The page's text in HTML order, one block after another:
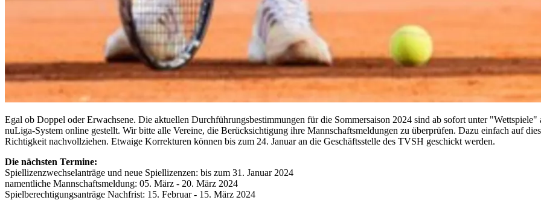
angepasst werden.
Egal ob Doppel oder Erwachsene. Die aktuellen Durchführungsbestimmungen für die Sommersaison 2024 sind ab sofort unter
nuLiga-System online gestellt. Wir bitte alle Vereine, die Berücksichtigung ihre Mannschaftsmeldungen zu überprüfen. Dazu einfach auf
Richtigkeit nachvollziehen. Etwaige Korrekturen können bis zum 24. Januar an die Geschäftsstelle des TVSH geschickt werden.
Die nächsten Termine:
Spiellizenzwechselanträge und neue Spiellizenzen: bis zum 31. Januar 2024
namentliche Mannschaftsmeldung: 05. März - 20. März 2024
Spielberechtigungsanträge Nachfrist: 15. Februar - 15. März 2024